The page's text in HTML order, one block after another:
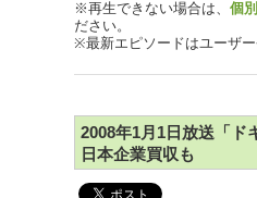
※再生できない場合は、 個
ださい。
※最新エピソードはユーザ
2008年1月1日放送「ド
日本企業買収も